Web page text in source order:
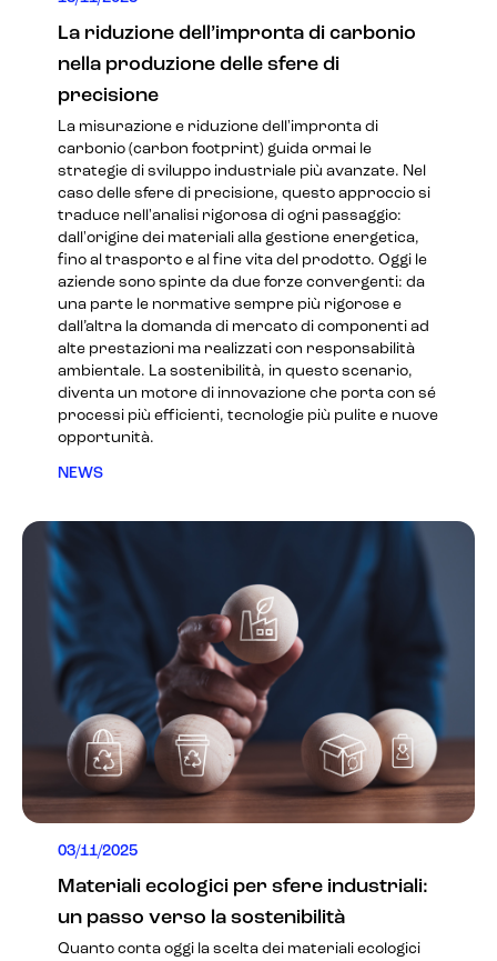
La riduzione dell’impronta di carbonio
nella produzione delle sfere di
precisione
La misurazione e riduzione dell'impronta di
carbonio (carbon footprint) guida ormai le
strategie di sviluppo industriale più avanzate. Nel
caso delle sfere di precisione, questo approccio si
traduce nell'analisi rigorosa di ogni passaggio:
dall'origine dei materiali alla gestione energetica,
fino al trasporto e al fine vita del prodotto. Oggi le
aziende sono spinte da due forze convergenti: da
una parte le normative sempre più rigorose e
dall’altra la domanda di mercato di componenti ad
alte prestazioni ma realizzati con responsabilità
ambientale. La sostenibilità, in questo scenario,
diventa un motore di innovazione che porta con sé
processi più efficienti, tecnologie più pulite e nuove
opportunità.
NEWS
03/11/2025
Materiali ecologici per sfere industriali:
un passo verso la sostenibilità
Quanto conta oggi la scelta dei materiali ecologici